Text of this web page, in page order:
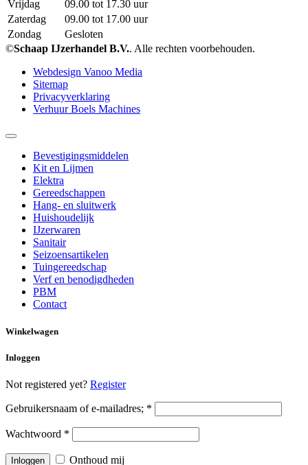
Vrijdag
09.00 tot 17.30 uur
Zaterdag
09.00 tot 17.00 uur
Zondag
Gesloten
©Schaap IJzerhandel B.V.. Alle rechten voorbehouden.
Webdesign Vanoo Media
Sitemap
Privacyverklaring
Verhuur Boels Machines
Bevestigingsmiddelen
Kit en Lijmen
Elektra
Gereedschappen
Hang- en sluitwerk
Huishoudelijk
IJzerwaren
Sanitair
Seizoensartikelen
Tuingereedschap
Verf en benodigdheden
PBM
Contact
Winkelwagen
Inloggen
Not registered yet? Register
Gebruikersnaam of e-mailadres; *
Wachtwoord *
Onthoud mij